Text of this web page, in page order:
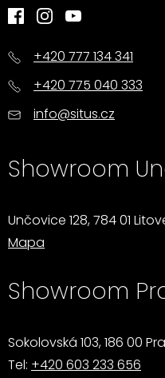
+420 777 134 341
+420 775 040 333
info@situs.cz
Showroom
Unčovice 128, 784 01
Mapa
Showroom
Sokolovská 103, 186 00
Tel: +420 603 233 656